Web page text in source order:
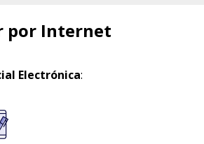
por Internet
Electrónica: